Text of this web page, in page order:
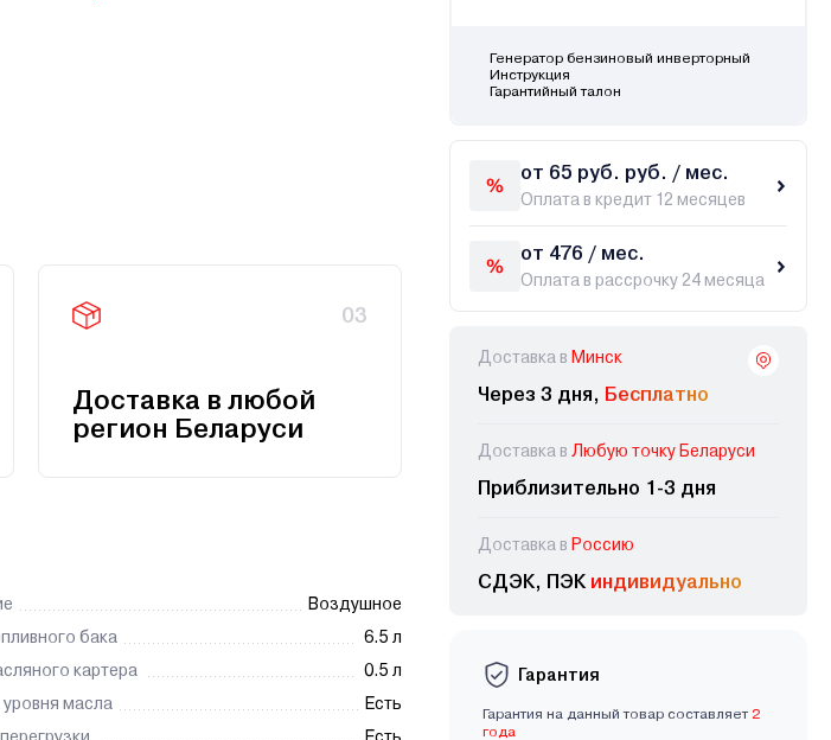
03
Доставка в любой
регион Беларуси
Воздушное
бака
6.5 л
картера
0.5 л
масла
Есть
Генератор бензиновый инверторный
Инструкция
Гарантийный талон
от 65 руб. руб. / мес.
Оплата в кредит 12 месяцев
от 476 / мес.
Оплата в рассрочку 24 месяца
Доставка в Минск
Через 3 дня, Бесплатно
Доставка в Любую точку Беларуси
Приблизительно 1-3 дня
Доставка в Россию
СДЭК, ПЭК индивидуально
Гарантия
Гарантия на данный товар составляет 2
года